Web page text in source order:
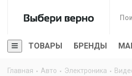
ТОВАРЫ БРЕНДЫ
Главная Авто Электроника